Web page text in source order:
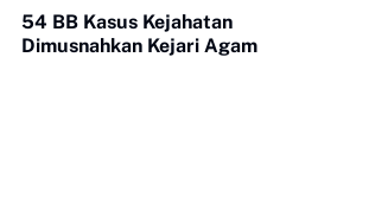
54 BB Kasus Kejahatan
Dimusnahkan Kejari Agam